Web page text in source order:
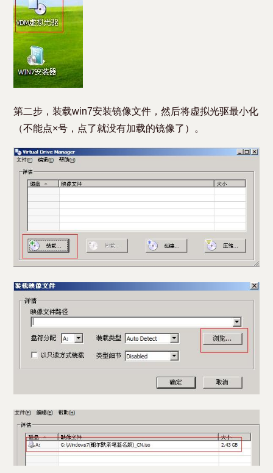
第二步，装载win7安装镜像文件，然后将虚拟光驱最小化
（不能点×号，点了就没有加载的镜像了）。